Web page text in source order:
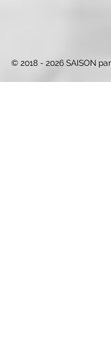
© 2018 - 2026 SAISON